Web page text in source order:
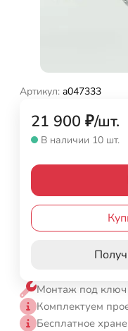
Артикул: a047333
21 900 ₽/шт.
В наличии 10 шт.
Монтаж под ключ
Комплектуем
Бесплатное